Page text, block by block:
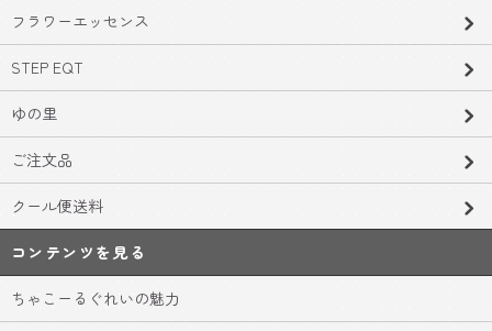
フラワーエッセンス
STEP EQT
ゆの里
ご注文品
クール便送料
コンテンツを見る
ちゃこーるぐれいの魅力